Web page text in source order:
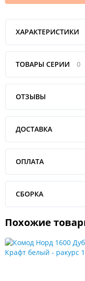
ХАРАКТЕРИСТИКИ
ТОВАРЫ СЕРИИ 0
ОТЗЫВЫ
ДОСТАВКА
ОПЛАТА
СБОРКА
Похожие